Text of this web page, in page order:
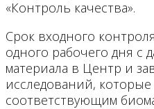
«Контроль качества».
Срок входного
одного рабочего дня с
материала в Центр и
исследований,
соответствующим